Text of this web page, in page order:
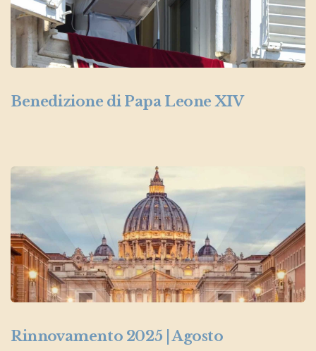
Benedizione di Papa Leone XIV
Rinnovamento 2025 | Agosto